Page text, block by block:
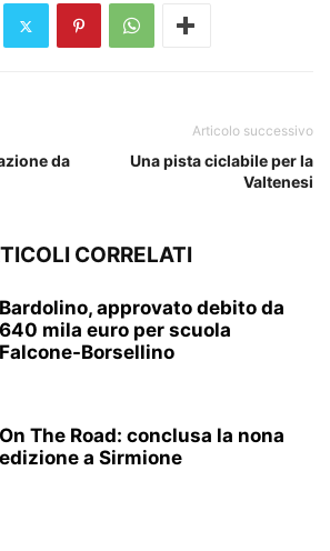
da
Articolo successivo
Una pista ciclabile per la
Valtenesi
CORRELATI
Bardolino, approvato debito da
640 mila euro per scuola
Falcone-Borsellino
On The Road: conclusa la nona
edizione a Sirmione